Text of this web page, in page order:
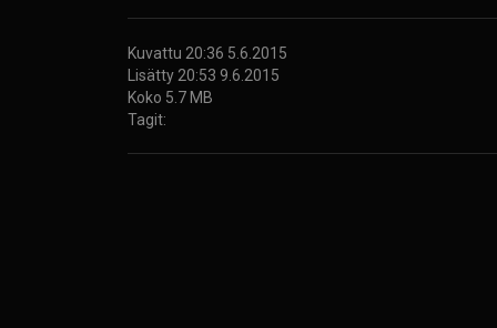
Kuvattu 20:36 5.6.2015
Lisätty 20:53 9.6.2015
Koko 5.7 MB
Tagit: